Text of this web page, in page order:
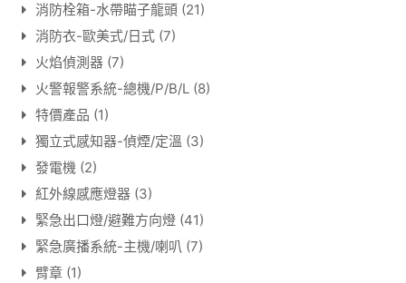
消防栓箱-水帶瞄子龍頭 (21)
消防衣-歐美式/日式 (7)
火焰偵測器 (7)
火警報警系統-總機/P/B/L (8)
特價產品 (1)
獨立式感知器-偵煙/定溫 (3)
發電機 (2)
紅外線感應燈器 (3)
緊急出口燈/避難方向燈 (41)
緊急廣播系統-主機/喇叭 (7)
臂章 (1)